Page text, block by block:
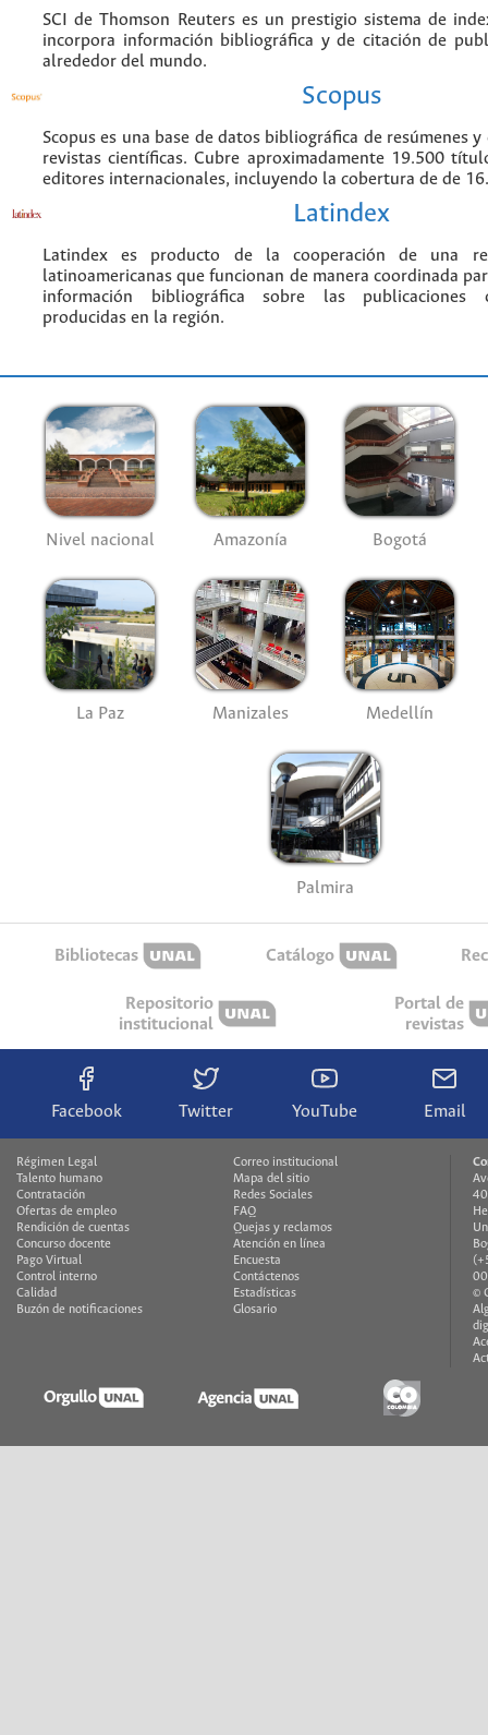
SCI de Thomson Reuters es un prestigio sistema de
incorpora información bibliográfica y de citación de
alrededor del mundo.
Scopus
Scopus es una base de datos bibliográfica de resúmenes
revistas científicas. Cubre aproximadamente 19.500
editores internacionales, incluyendo la cobertura de de
Latindex
Latindex es producto de la cooperación de una
latinoamericanas que funcionan de manera coordinada
información bibliográfica sobre las publicaciones
producidas en la región.
Nivel nacional Amazonía Bogotá
La Paz Manizales Medellín
Palmira
Bibliotecas Catálogo
Repositorio
institucional
Portal de
revistas
Facebook Twitter YouTube Email
Régimen Legal
Talento humano
Contratación
Ofertas de empleo
Rendición de cuentas
Concurso docente
Pago Virtual
Control interno
Calidad
Buzón de notificaciones
Correo institucional
Mapa del sitio
Redes Sociales
FAQ
Quejas y reclamos
Atención en línea
Encuesta
Contáctenos
Estadísticas
Glosario
©